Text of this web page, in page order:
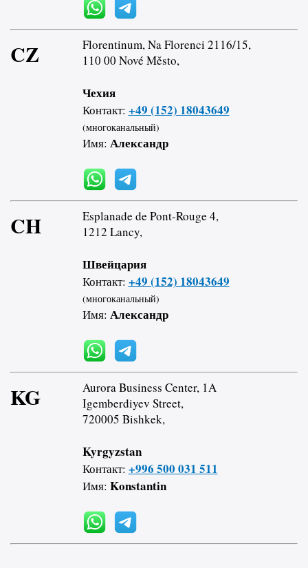
CZ
Florentinum, Na Florenci 2116/15,
110 00 Nové Město,
Чехия
Контакт: +49 (152) 18043649
(многоканальный)
Имя: Александр
CH
Esplanade de Pont-Rouge 4,
1212 Lancy,
Швейцария
Контакт: +49 (152) 18043649
(многоканальный)
Имя: Александр
KG
Aurora Business Center, 1A
Igemberdiyev Street,
720005 Bishkek,
Kyrgyzstan
Контакт: +996 500 031 511
Имя: Konstantin